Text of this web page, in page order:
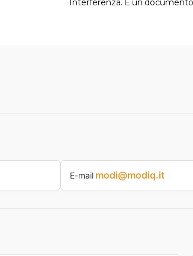
Interferenza. È un
E-mail modi@modiq.it